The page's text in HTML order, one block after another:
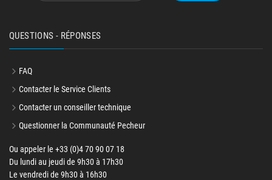
QUESTIONS - RÉPONSES
FAQ
Contacter le Service Clients
Contacter un conseiller technique
Questionner la Communauté Pecheur
Ou appeler le +33 (0)4 70 90 07 18
Du lundi au jeudi de 9h30 à 17h30
Le vendredi de 9h30 à 16h30